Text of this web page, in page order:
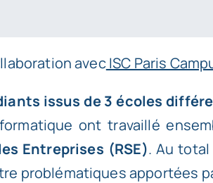
avecISC Paris
issus de 3 écoles
ont travaillé
Entreprises (RSE). Au
problématiques apportées